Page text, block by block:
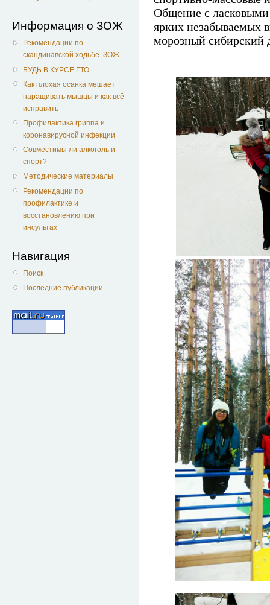
Информация о ЗОЖ
Рекомендации по
скандинавской ходьбе. ЗОЖ
БУДЬ В КУРСЕ ГТО
Как плохая осанка мешает
наращивать мышцы и как всё
исправить
Профилактика гриппа и
коронавирусной инфекции
Совместимы ли алкоголь и
спорт?
Методические материалы
Рекомендации по
профилактике и
восстановлению при
инсультах
Навигация
Поиск
Последние публикации
Общение с
ярких незабываемых
морозный сибирский